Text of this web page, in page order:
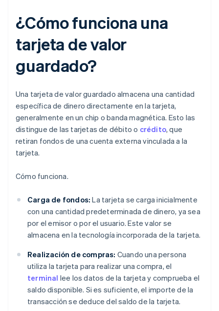
¿Cómo funciona una
tarjeta de valor
guardado?
Una tarjeta de valor guardado almacena una cantidad
específica de dinero directamente en la tarjeta,
generalmente en un chip o banda magnética. Esto las
distingue de las tarjetas de débito o crédito, que
retiran fondos de una cuenta externa vinculada a la
tarjeta.
Cómo funciona.
Carga de fondos: La tarjeta se carga inicialmente
con una cantidad predeterminada de dinero, ya sea
por el emisor o por el usuario. Este valor se
almacena en la tecnología incorporada de la tarjeta.
Realización de compras: Cuando una persona
utiliza la tarjeta para realizar una compra, el
terminal lee los datos de la tarjeta y comprueba el
saldo disponible. Si es suficiente, el importe de la
transacción se deduce del saldo de la tarjeta.